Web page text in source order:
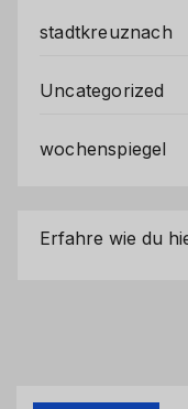
stadtkreuznach
Uncategorized
wochenspiegel
Erfahre wie du